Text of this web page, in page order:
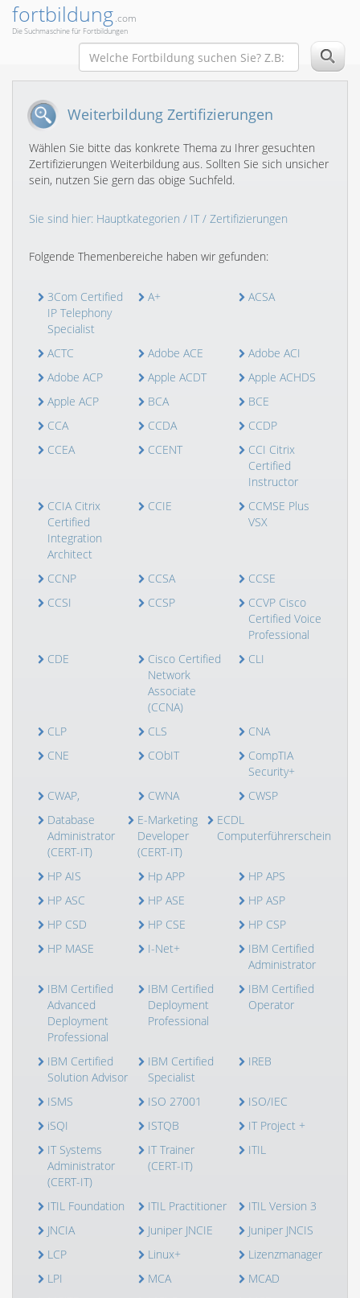
fortbildung.com
Die Suchmaschine für Fortbildungen
Weiterbildung Zertifizierungen
Wählen Sie bitte das konkrete Thema zu Ihrer gesuchten
Zertifizierungen Weiterbildung aus. Sollten Sie sich unsicher
sein, nutzen Sie gern das obige Suchfeld.
Sie sind hier: Hauptkategorien / IT/ Zertifizierungen
Folgende Themenbereiche haben wir gefunden:
3Com Certified
IP Telephony
Specialist
A+ ACSA
ACTC Adobe ACE
Adobe ACI
Adobe ACP
Apple ACDT
Apple ACHDS
Apple ACP
BCA
BCE
CCA
CCDA
CCDP
CCEA
CCENT
CCI Citrix
Certified
Instructor
CCIA Citrix
Certified
Integration
Architect
CCIE
CCMSE Plus
VSX
CCNP CCSA
CCSE
CCSI
CCSP
CCVP Cisco
Certified Voice
Professional
CDE
Cisco Certified
Network
Associate
(CCNA)
CLI
CLP CLS
CNA
CNE
CObIT
CompTIA
Security+
CWAP,
CWNA
CWSP
Database
Administrator
(CERT-IT)
E-Marketing
Developer
(CERT-IT)
ECDL
Computerführerschein
HP AIS Hp APP
HP APS
HP ASC
HP ASE
HP ASP
HP CSD
HP CSE
HP CSP
HP MASE
I-Net+
IBM Certified
Administrator
IBM Certified
Advanced
Deployment
Professional
IBM Certified
Deployment
Professional
IBM Certified
Operator
IBM Certified
Solution Advisor
IBM Certified
Specialist
IREB
ISMS ISO 27001
ISO/IEC
iSQI
ISTQB
IT Project +
IT Systems
Administrator
(CERT-IT)
IT Trainer
(CERT-IT)
ITIL
ITIL Foundation ITIL Practitioner
ITIL Version 3
JNCIA
Juniper JNCIE
Juniper JNCIS
LCP
Linux+
Lizenzmanager
LPI
MCA
MCAD